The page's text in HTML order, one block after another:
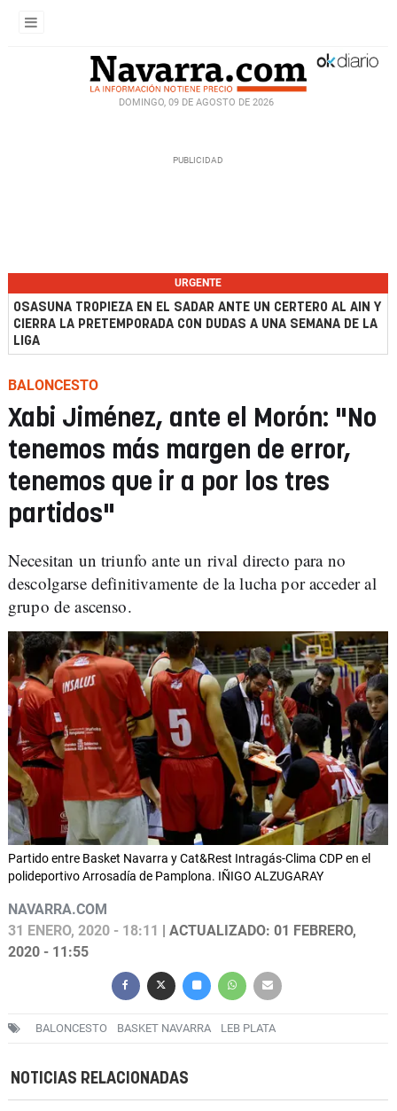
DOMINGO, 09 DE AGOSTO DE 2026
URGENTE
OSASUNA TROPIEZA EN EL SADAR ANTE UN CERTERO AL AIN Y
CIERRA LA PRETEMPORADA CON DUDAS A UNA SEMANA DE LA
LIGA
BALONCESTO
Xabi Jiménez, ante el Morón: "No
tenemos más margen de error,
tenemos que ir a por los tres
partidos"
Necesitan un triunfo ante un rival directo para no
descolgarse definitivamente de la lucha por acceder al
grupo de ascenso.
Partido entre Basket Navarra y Cat&Rest Intragás-Clima CDP en el
polideportivo Arrosadía de Pamplona. IÑIGO ALZUGARAY
NAVARRA.COM
31 ENERO, 2020 - 18:11
| ACTUALIZADO: 01 FEBRERO,
2020 - 11:55
BALONCESTO BASKET NAVARRA LEB PLATA
NOTICIAS RELACIONADAS